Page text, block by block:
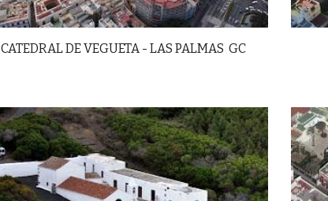
CATEDRAL DE VEGUETA - LAS PALMAS GC